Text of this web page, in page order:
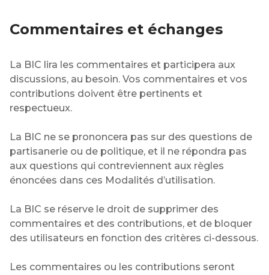
Commentaires et échanges
La BIC lira les commentaires et participera aux
discussions, au besoin. Vos commentaires et vos
contributions doivent être pertinents et
respectueux.
La BIC ne se prononcera pas sur des questions de
partisanerie ou de politique, et il ne répondra pas
aux questions qui contreviennent aux règles
énoncées dans ces Modalités d’utilisation.
La BIC se réserve le droit de supprimer des
commentaires et des contributions, et de bloquer
des utilisateurs en fonction des critères ci-dessous.
Les commentaires ou les contributions seront